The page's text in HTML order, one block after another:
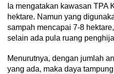
Ia mengatakan kawasan TPA
hektare. Namun yang
sampah mencapai 7-8
selain ada pula ruang
Menurutnya, dengan jumlah
yang ada, maka daya